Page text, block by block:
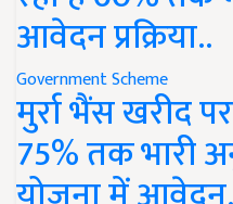
आवेदन प्रक्रिया..
Government Scheme
मुर्रा भैंस खरीद
75% तक भारी